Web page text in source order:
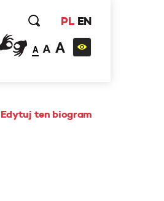
PL EN
A A A
Edytuj ten biogram